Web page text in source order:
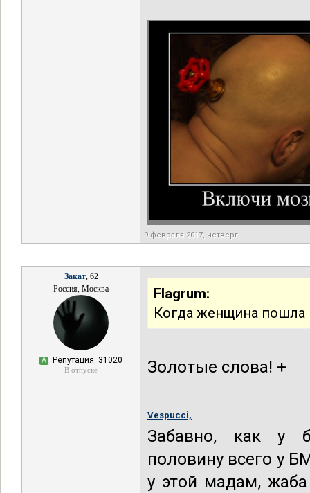
9 февраля 2017, четверг
Закат, 62
Россия, Москва
А Репутация: 31020
В отпуске
Flagrum:
Когда женщина пошла
Золотые слова! +
Vespucci,
Забавно, как у
половину всего у
у этой мадам,